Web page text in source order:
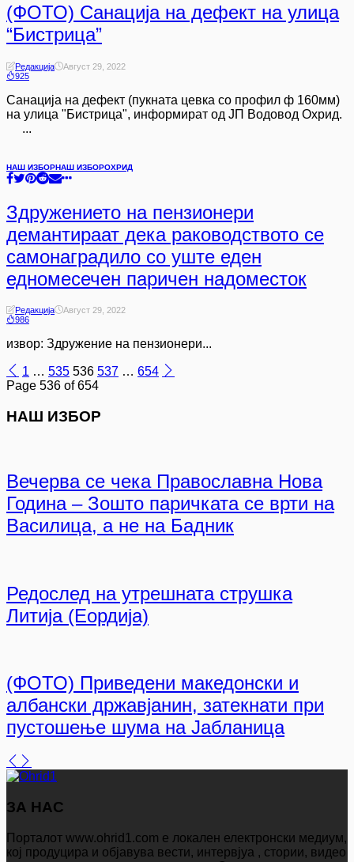
(ФОТО) Санација на дефект на улица
“Бистрица”
Редакција
Август 29, 2022
925
Санација на дефект (пукната цевка со профил ф 160мм)
на улица "Бистрица", информират од ЈП Водовод Охрид.
...
НАШ ИЗБОРНАШ ИЗБОРОХРИД
Здружението на пензионери
демантираат дека раководството се
самонаградило со уште еден
едномесечен паричен надоместок
Редакција
Август 29, 2022
986
извор: Здружение на пензионери...
1 … 535 536 537 … 654
Page 536 of 654
НАШ ИЗБОР
Вечерва се чека Православна Нова
Година – Зошто паричката се врти на
Василица, а не на Бадник
Редослед на утрешната струшка
Литија (Еордија)
(ФОТО) Приведени македонски и
албански државјанин, затекнати при
пустошење шума на Јабланица
ЗА НАС
Порталот www.ohrid1.com е локален електронски медиум,
кој продуцира и објавува вести, интервјуа , стории, видео